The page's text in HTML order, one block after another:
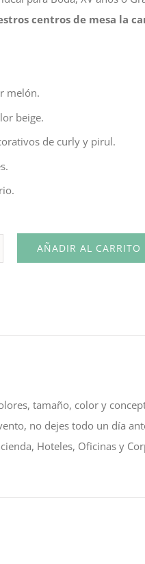
centros de mesa la
melón.
beige.
de curly y pirul.
AÑADIR AL CARRITO
tamaño, color y
no dejes todo un día
Hoteles, Oficinas y